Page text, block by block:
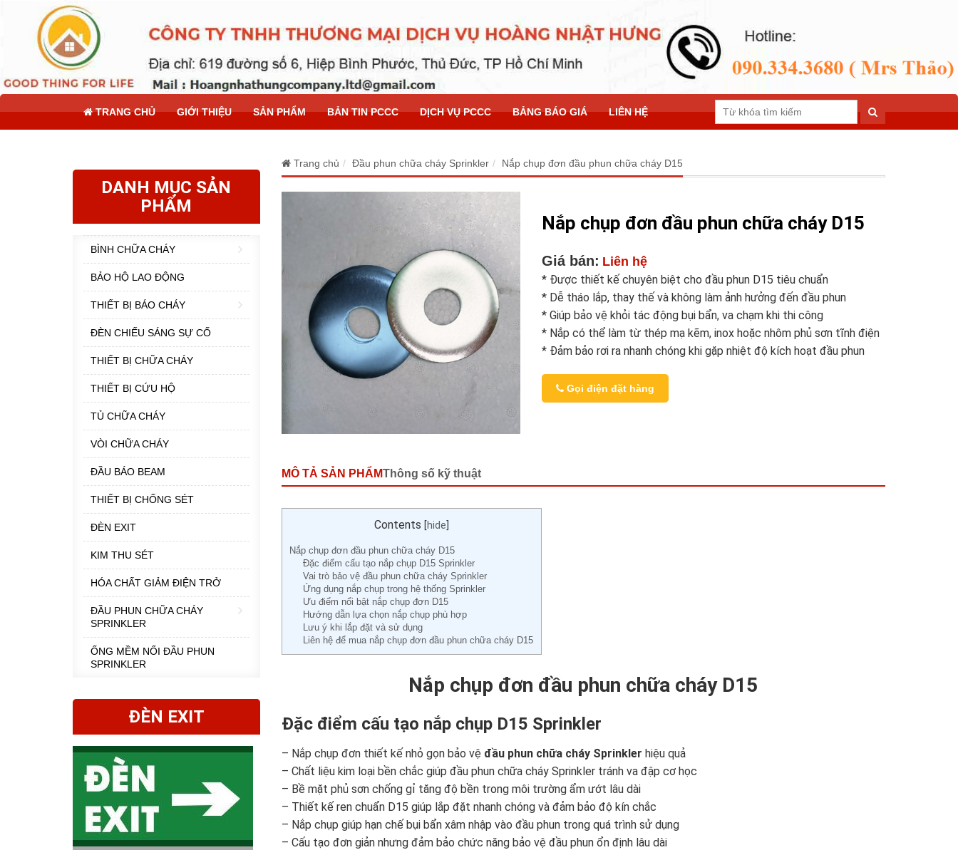
TRANG CHỦ GIỚI THIỆU SẢN PHẨM BẢN TIN PCCC DỊCH VỤ PCCC BẢNG BÁO GIÁ LIÊN HỆ
Trang chủ Đầu phun chữa cháy Sprinkler Nắp chụp đơn đầu phun chữa cháy D15
Nắp chụp đơn đầu phun chữa cháy D15
Giá bán: Liên hệ
* Được thiết kế chuyên biệt cho đầu phun D15 tiêu chuẩn
* Dễ tháo lắp, thay thế và không làm ảnh hưởng đến đầu phun
* Giúp bảo vệ khỏi tác động bụi bẩn, va chạm khi thi công
* Nắp có thể làm từ thép mạ kẽm, inox hoặc nhôm phủ sơn tĩnh điện
* Đảm bảo rơi ra nhanh chóng khi gặp nhiệt độ kích hoạt đầu phun
Gọi điện đặt hàng
MÔ TẢ SẢN PHẨMThông số kỹ thuật
Contents [hide
Nắp chụp đơn đầu phun chữa cháy D15
Đặc điểm cấu tạo nắp chụp D15 Sprinkler
Vai trò bảo vệ đầu phun chữa cháy Sprinkler
Ứng dụng nắp chụp trong hệ thống Sprinkler
Ưu điểm nổi bật nắp chụp đơn D15
Hướng dẫn lựa chọn nắp chụp phù hợp
Lưu ý khi lắp đặt và sử dụng
Liên hệ để mua nắp chụp đơn đầu phun chữa cháy D15
Nắp chụp đơn đầu phun chữa cháy D15
Đặc điểm cấu tạo nắp chụp D15 Sprinkler
– Nắp chụp đơn thiết kế nhỏ gọn bảo vệ đầu phun chữa cháy Sprinkler hiệu quả
– Chất liệu kim loại bền chắc giúp đầu phun chữa cháy Sprinkler tránh va đập cơ học
– Bề mặt phủ sơn chống gỉ tăng độ bền trong môi trường ẩm ướt lâu dài
– Thiết kế ren chuẩn D15 giúp lắp đặt nhanh chóng và đảm bảo độ kín chắc
– Nắp chụp giúp hạn chế bụi bẩn xâm nhập vào đầu phun trong quá trình sử dụng
– Cấu tạo đơn giản nhưng đảm bảo chức năng bảo vệ đầu phun ổn định lâu dài
DANH MỤC SẢN
PHẨM
BÌNH CHỮA CHÁY
BẢO HỘ LAO ĐỘNG
THIẾT BỊ BÁO CHÁY
ĐÈN CHIẾU SÁNG SỰ CỐ
THIẾT BỊ CHỮA CHÁY
THIẾT BỊ CỨU HỘ
TỦ CHỮA CHÁY
VÒI CHỮA CHÁY
ĐẦU BÁO BEAM
THIẾT BỊ CHỐNG SÉT
ĐÈN EXIT
KIM THU SÉT
HÓA CHẤT GIẢM ĐIỆN TRỞ
ĐẦU PHUN CHỮA CHÁY
SPRINKLER
ỐNG MỀM NỐI ĐẦU PHUN
SPRINKLER
ĐÈN EXIT